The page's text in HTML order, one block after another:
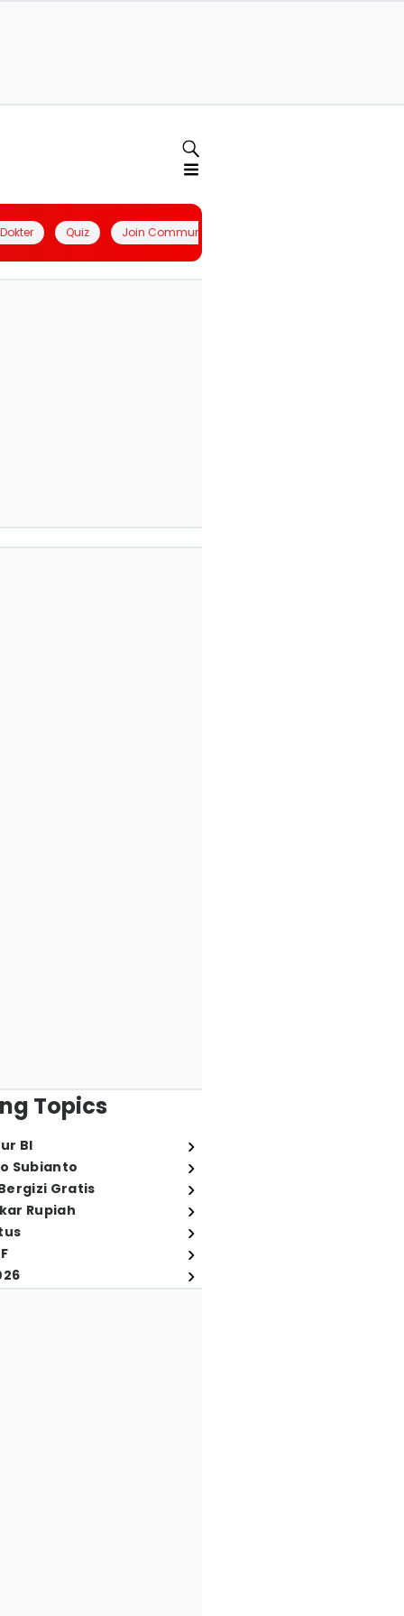
Quiz Join Community
Topics
BI
Subianto
Gratis
Rupiah